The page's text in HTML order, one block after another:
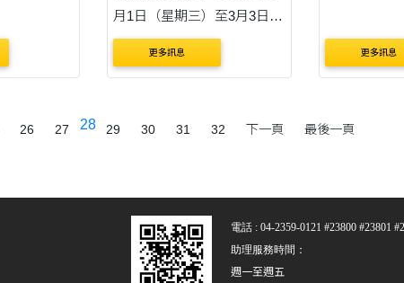
月1日（星期三）至3月3日
（星期五）止。 2.測驗日
期：訂於112年4月22日（星
更多訊息 更多訊息
26 27 28 29 30 31 32 下一頁 最後一頁
電話 : 04-2359-0121 #23800 #23801
助理服務時間：
週一至週五